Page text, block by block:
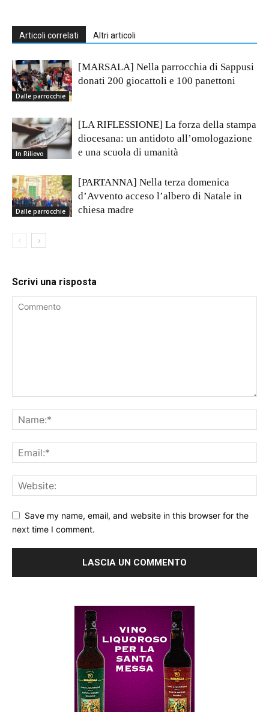
Articoli correlati Altri articoli
Dalle parrocchie
[MARSALA] Nella parrocchia di Sappusi
donati 200 giocattoli e 100 panettoni
In Rilievo
[LA RIFLESSIONE] La forza della stampa
diocesana: un antidoto all’omologazione
e una scuola di umanità
Dalle parrocchie
[PARTANNA] Nella terza domenica
d’Avvento acceso l’albero di Natale in
chiesa madre
Scrivi una risposta
Save my name, email, and website in this browser for the
next time I comment.